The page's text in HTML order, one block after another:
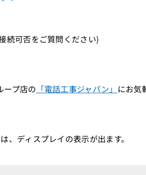
可否をご質問ください)
ープ店の 「電話工事ジャパン」 にお気
ディスプレイの表示が出ます。